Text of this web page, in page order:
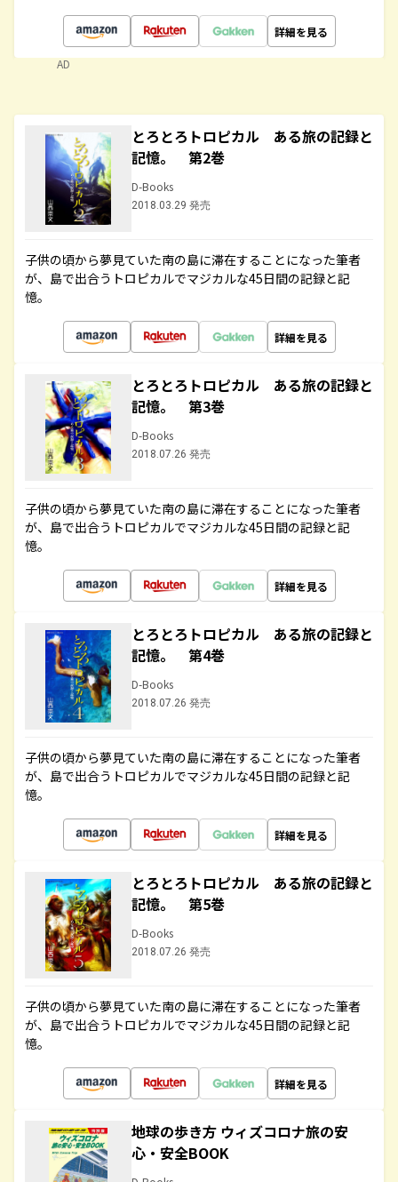
詳細を見る
AD
とろとろトロピカル ある旅の記録と
記憶。 第2巻
D-Books
2018.03.29 発売
子供の頃から夢見ていた南の島に滞在することになった筆者
が、島で出合うトロピカルでマジカルな45日間の記録と記
憶。
詳細を見る
とろとろトロピカル ある旅の記録と
記憶。 第3巻
D-Books
2018.07.26 発売
子供の頃から夢見ていた南の島に滞在することになった筆者
が、島で出合うトロピカルでマジカルな45日間の記録と記
憶。
詳細を見る
とろとろトロピカル ある旅の記録と
記憶。 第4巻
D-Books
2018.07.26 発売
子供の頃から夢見ていた南の島に滞在することになった筆者
が、島で出合うトロピカルでマジカルな45日間の記録と記
憶。
詳細を見る
とろとろトロピカル ある旅の記録と
記憶。 第5巻
D-Books
2018.07.26 発売
子供の頃から夢見ていた南の島に滞在することになった筆者
が、島で出合うトロピカルでマジカルな45日間の記録と記
憶。
詳細を見る
地球の歩き方 ウィズコロナ旅の安
心・安全BOOK